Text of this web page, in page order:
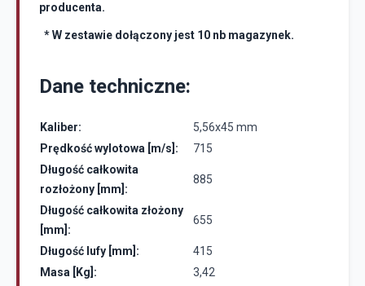
producenta.
* W zestawie dołączony jest 10 nb magazynek.
Dane techniczne:
Kaliber:
5,56x45 mm
Prędkość wylotowa [m/s]:
715
Długość całkowita
rozłożony [mm]:
885
Długość całkowita złożony
[mm]:
655
Długość lufy [mm]:
415
Masa [Kg]:
3,42